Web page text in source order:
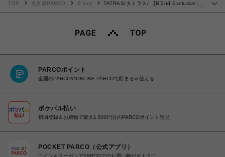
…
TOP 名古屋PARCO B'2nd
TATRAS/タトラス/ 【B'2nd Exclusive】
PARCOポイント
全国のPARCOやONLINE PARCOで貯まる＆使える
ポケパル払い
初回登録＆お買物で最大1,500円分のPARCOポイント進呈
POCKET PARCO（公式アプリ）
コイン＆クーポンでPARCOでのお買い物がオトクに